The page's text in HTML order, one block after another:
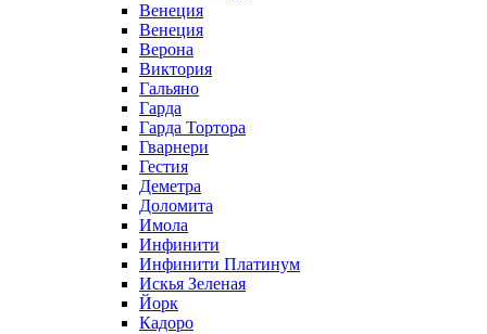
Венеция
Венеция
Верона
Виктория
Гальяно
Гарда
Гарда Тортора
Гварнери
Гестия
Деметра
Доломита
Имола
Инфинити
Инфинити Платинум
Искья Зеленая
Йорк
Кадоро